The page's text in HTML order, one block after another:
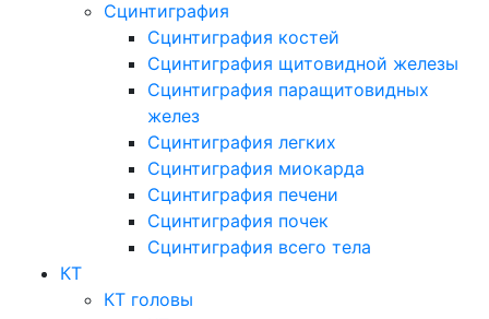
Сцинтиграфия
Сцинтиграфия костей
Сцинтиграфия щитовидной железы
Сцинтиграфия паращитовидных
желез
Сцинтиграфия легких
Сцинтиграфия миокарда
Сцинтиграфия печени
Сцинтиграфия почек
Сцинтиграфия всего тела
КТ
КТ головы